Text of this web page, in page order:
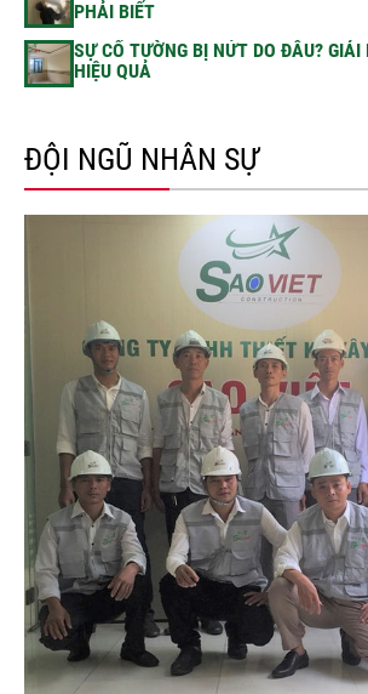
PHẢI BIẾT
SỰ CỐ TƯỜNG BỊ NỨT DO ĐÂU?
HIỆU QUẢ
ĐỘI NGŨ NHÂN SỰ